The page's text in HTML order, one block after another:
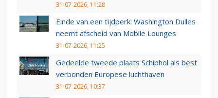
31-07-2026, 11:28
Einde van een tijdperk: Washington Dulles
neemt afscheid van Mobile Lounges
31-07-2026, 11:25
Gedeelde tweede plaats Schiphol als best
verbonden Europese luchthaven
31-07-2026, 10:37